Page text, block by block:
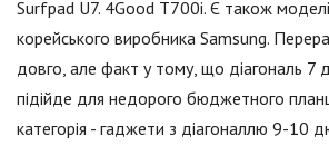
Surfpad U7. 4Good T700i. Є також
корейського виробника Samsung.
довго, але факт у тому, що діагональ 7
підійде для недорого бюджетного
категорія - гаджети з діагоналлю 9-10